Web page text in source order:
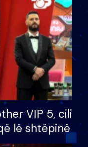
VIP 5, cili
lë shtëpinë